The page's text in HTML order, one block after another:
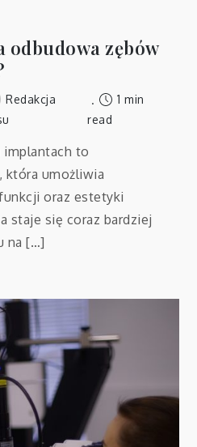
odbudowa zębów
Redakcja
1 min
read
implantach to
która umożliwia
oraz estetyki
staje się coraz bardziej
na […]